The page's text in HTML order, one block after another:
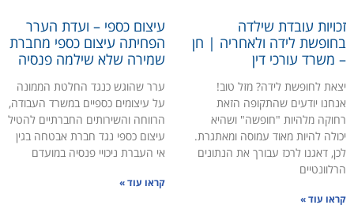
זכויות עובדת שילדה
בחופשת לידה ולאחריה | חן
– משרד עורכי דין
יצאת לחופשת לידה? מזל טוב!
אנחנו יודעים שהתקופה הזאת
רחוקה מלהיות "חופשה" ושהיא
יכולה להיות מאוד עמוסה ומאתגרת.
לכן, דאגנו לרכז עבורך את הנתונים
הרלוונטיים
קראו עוד »
עיצום כספי – ועדת הערר
הפחיתה עיצום כספי מחברת
שמירה שלא שילמה פנסיה
ערר שהוגש כנגד החלטת הממונה
על עיצומים כספיים במשרד העבודה,
הרווחה והשירותים החברתיים להטיל
עיצום כספי נגד חברת אבטחה בגין
אי העברת ניכויי פנסיה במועדם
קראו עוד »